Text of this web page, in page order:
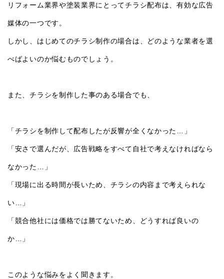
リフォーム業界や塗装業界にとってチラシ配布は、有効な広告
媒体の一つです。
しかし、はじめてのチラシ制作の場合は、どのような業者を選
べばよいのか悩むものでしょう。
また、チラシを制作した事のある場合でも、
「チラシを制作して配布したが反響が全くなかった…」
「安さで選んだが、広告戦略をすべて自社で考えなければなら
なかった…」
「現場に出る時間が長いため、チラシの内容まで考えられな
い…」
「競合他社には価格では勝てないため、どうすれば良いの
か…」
このような悩みをよく聞きます。